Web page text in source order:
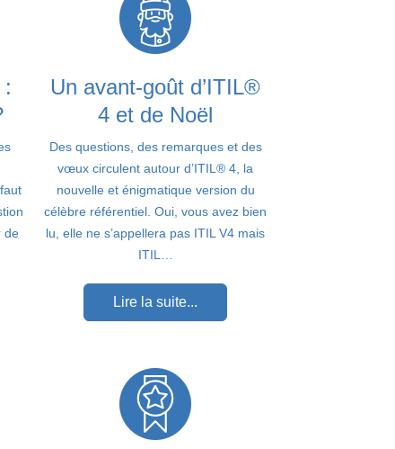
de
Un avant-goût d’ITIL®
4 et de Noël
Des questions, des remarques et des
vœux circulent autour d’ITIL® 4, la
nouvelle et énigmatique version du
célèbre référentiel. Oui, vous avez bien
lu, elle ne s’appellera pas ITIL V4 mais
ITIL…
Lire la suite...